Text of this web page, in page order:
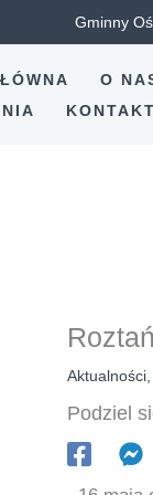
Gminny
O
KONTAKT
Aktualności
Podziel